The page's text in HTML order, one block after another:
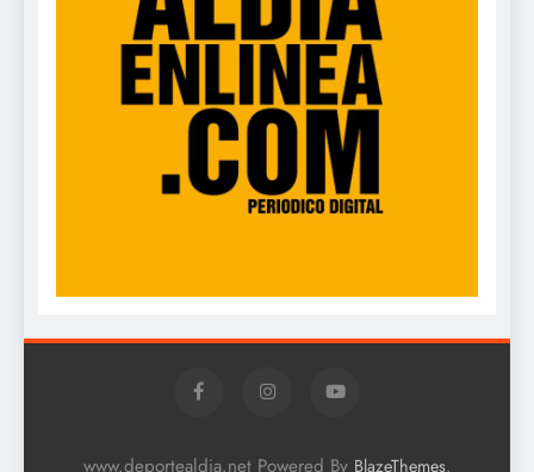
www.deportealdia.net Powered By BlazeThemes.